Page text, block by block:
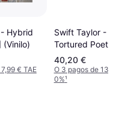
Hybrid
(Vinilo)
€ TAE
Swift Taylor -
Tortured Poets
Departmen
(Vinilo)
40,20 €
O 3 pagos de
0%¹